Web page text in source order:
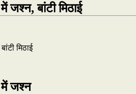
जश्न, बांटी मिठाई
में जश्न